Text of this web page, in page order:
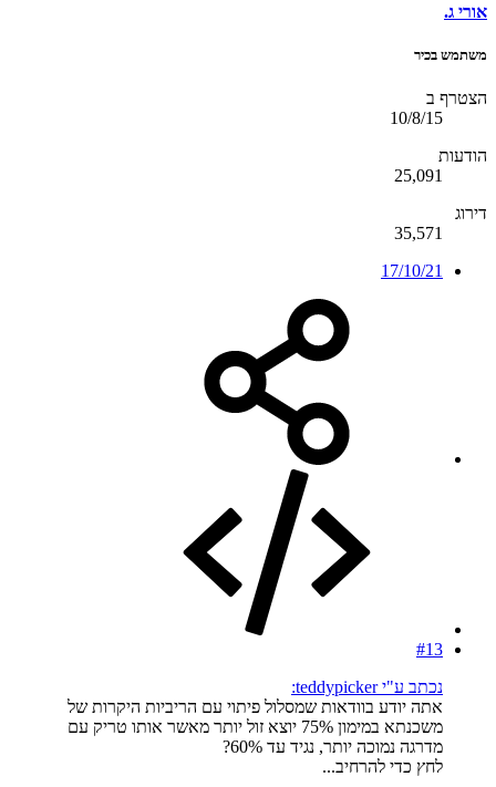
אורי ג.
משתמש בכיר
הצטרף ב
10/8/15
הודעות
25,091
דירוג
35,571
17/10/21
#13
נכתב ע"י teddypicker:
אתה יודע בוודאות שמסלול פיתוי עם הריביות היקרות של
משכנתא במימון 75% יוצא זול יותר מאשר אותו טריק עם
מדרגה נמוכה יותר, נגיד עד 60%?
לחץ כדי להרחיב...